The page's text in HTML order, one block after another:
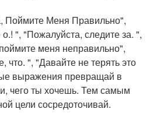
Поймите Меня Правильно",
", "Пожалуйста, следите за. ",
меня неправильно",
что. ", "Давайте не терять это
выражения превращай в
чего ты хочешь. Тем самым
цели сосредоточивай.